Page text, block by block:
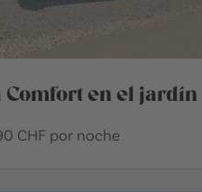
Comfort en el jardín
CHF por noche